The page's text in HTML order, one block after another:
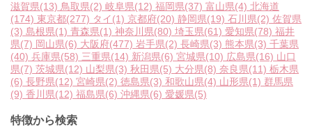
滋賀県(13) 鳥取県(2) 岐阜県(12) 福岡県(37) 富山県(4) 北海道
(174) 東京都(277) タイ(1) 京都府(20) 静岡県(19) 石川県(2) 佐賀県
(3) 島根県(1) 青森県(1) 神奈川県(80) 埼玉県(61) 愛知県(78) 福井
県(7) 岡山県(6) 大阪府(477) 岩手県(2) 長崎県(3) 熊本県(3) 千葉県
(40) 兵庫県(58) 三重県(14) 新潟県(6) 宮城県(10) 広島県(16) 山口
県(7) 茨城県(12) 山梨県(3) 秋田県(5) 大分県(8) 奈良県(11) 栃木県
(6) 長野県(12) 宮崎県(2) 徳島県(3) 和歌山県(4) 山形県(1) 群馬県
(9) 香川県(12) 福島県(6) 沖縄県(6) 愛媛県(5)
特徴から検索